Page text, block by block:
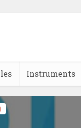
Instruments